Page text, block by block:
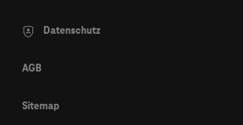
Datenschutz
AGB
Sitemap